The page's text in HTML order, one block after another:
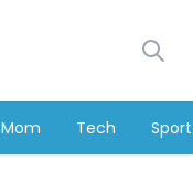
Mom Tech Sport